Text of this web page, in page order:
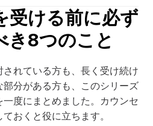
受ける前に必ず
き8つのこと
れている方も、長く受け続け
分がある方も、このシリーズ
度にまとめました。カウンセ
おくと役に立ちます。